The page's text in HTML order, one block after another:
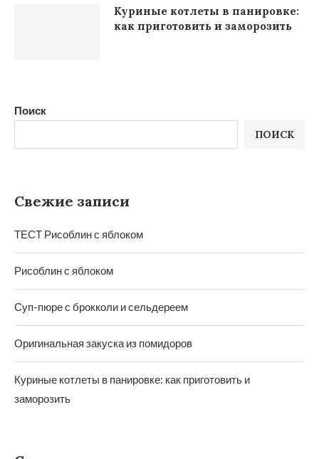
Поиск
ПОИСК
Свежие записи
ТЕСТ Рисоблин с яблоком
Рисоблин с яблоком
Суп-пюре с брокколи и сельдереем
Оригинальная закуска из помидоров
Куриные котлеты в панировке: как приготовить и
заморозить
Куриные котлеты в панировке:
как приготовить и заморозить